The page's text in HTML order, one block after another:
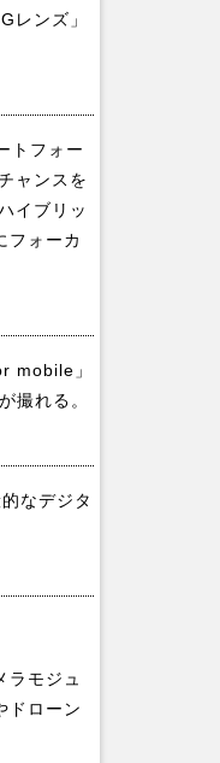
レンズ」
トフォー
ャンスを
イブリッ
フォーカ
mobile」
撮れる。
なデジタ
モジュ
ドローン